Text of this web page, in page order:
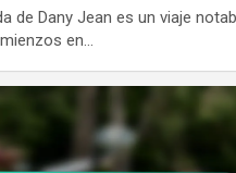
de Dany Jean es un viaje
en…